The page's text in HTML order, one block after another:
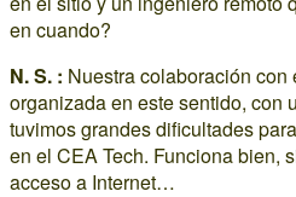
en cuando?
N. S. : Nuestra colaboración con
organizada en este sentido, con
tuvimos grandes dificultades
en el CEA Tech. Funciona bien,
acceso a Internet…